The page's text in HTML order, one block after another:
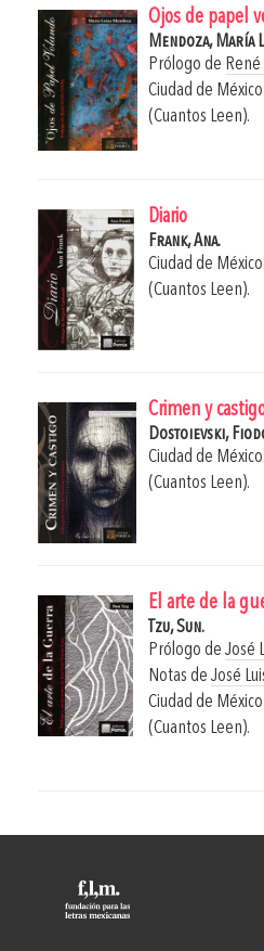
Ojos de papel
Mendoza, María
Prólogo de René
Ciudad de
(Cuantos Leen).
Diario
Frank, Ana.
Ciudad de
(Cuantos Leen).
Crimen y
Dostoievski,
Ciudad de
(Cuantos Leen).
El arte de la
Tzu, Sun.
Prólogo de José
Notas de José
Ciudad de
(Cuantos Leen).